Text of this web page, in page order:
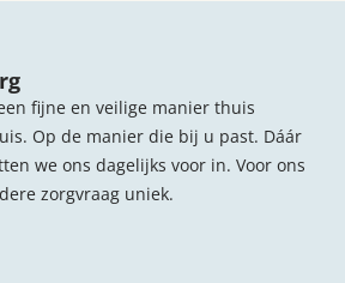
fijne en veilige manier thuis
Op de manier die bij u past. Dáár
we ons dagelijks voor in. Voor ons
zorgvraag uniek.